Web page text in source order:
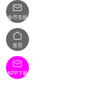

金币充值

首页

APP下载